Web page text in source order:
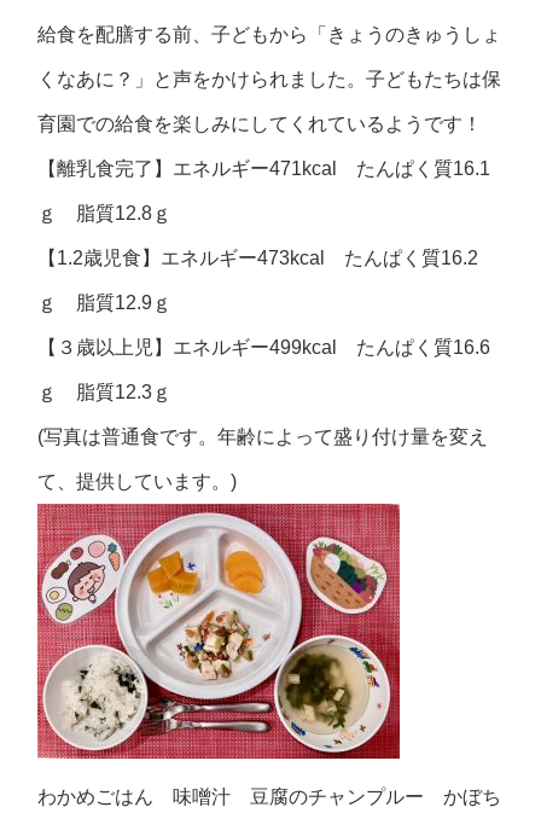
給食を配膳する前、子どもから「きょうのきゅうしょ
くなあに？」と声をかけられました。子どもたちは保
育園での給食を楽しみにしてくれているようです！
【離乳食完了】エネルギー471kcal たんぱく質16.1
ｇ 脂質12.8ｇ
【1.2歳児食】エネルギー473kcal たんぱく質16.2
ｇ 脂質12.9ｇ
【３歳以上児】エネルギー499kcal たんぱく質16.6
ｇ 脂質12.3ｇ
(写真は普通食です。年齢によって盛り付け量を変え
て、提供しています。)
わかめごはん 味噌汁 豆腐のチャンプルー かぼち